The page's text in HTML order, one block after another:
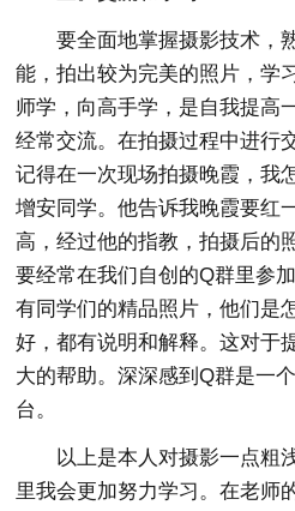
要全面地掌握摄影技术，
能，拍出较为完美的照片，学
师学，向高手学，是自我提高
经常交流。在拍摄过程中进行
记得在一次现场拍摄晚霞，我
增安同学。他告诉我晚霞要红
高，经过他的指教，拍摄后的
要经常在我们自创的Q群里参
有同学们的精品照片，他们是
好，都有说明和解释。这对于
大的帮助。深深感到Q群是一
台。
以上是本人对摄影一点粗
里我会更加努力学习。在老师